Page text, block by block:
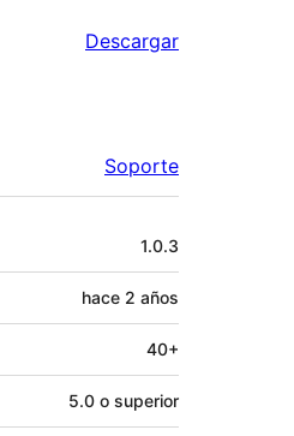
Descargar
Soporte
1.0.3
hace 2 años
40+
5.0 o superior